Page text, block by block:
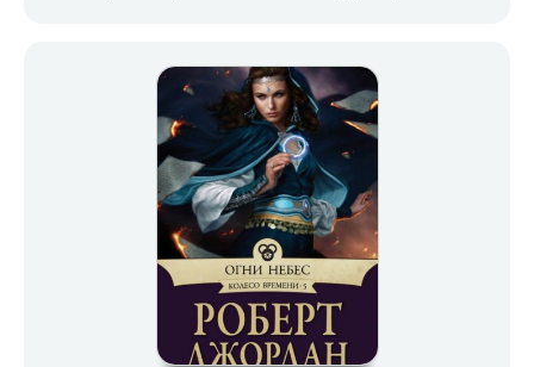
Мурддралы и Белоплащники… Из Тирской
Твердыни Ранд ал'Тор, Возрожденный Дракон,
отправляется в Айильскую Пустыню. В Руидине
— священном городе, которого нет на картах
и тайну которого айильцы берегут пуще глаза,
ему суждено пройти новое испытание и узнать
многое о прошлом мира… Пройдя испытание в
священном городе Руидине, Ранд ал'Тор
обретает знания о том, что случилось в
далеком прошлом. На руках его теперь —
знаки дракона. Айильские вожди
провозглашают его Тем-Кто-Пришел-с-